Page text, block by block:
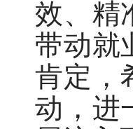
效、精
带动就
肯定，
动，进